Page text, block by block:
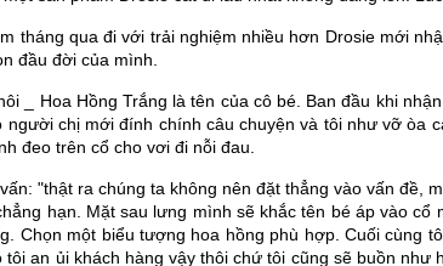
tháng qua đi với trải nghiệm nhiều hơn Drosie mới
đầu đời của mình.
_ Hoa Hồng Trắng là tên của cô bé. Ban đầu khi
người chị mới đính chính câu chuyện và tôi như vỡ òa
đeo trên cổ cho vơi đi nỗi đau.
"thật ra chúng ta không nên đặt thẳng vào vấn đề,
hạn. Mặt sau lưng mình sẽ khắc tên bé áp vào
Chọn một biểu tượng hoa hồng phù hợp. Cuối cùng
tôi an ủi khách hàng vậy thôi chứ tôi cũng sẽ buồn